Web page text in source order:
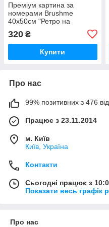
Преміум картина за
номерами Brushme
40x50см "Ретро на
вулицях міста" PBS52497
320 ₴
Купити
Про нас
99% позитивних з 476
Працює з 23.11.2014
м. Київ
Київ, Україна
Контакти
Сьогодні працює з
Показати весь графік
Про нас